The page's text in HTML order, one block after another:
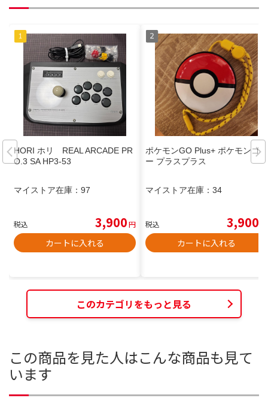
HORI ホリ REAL ARCADE PR
O.3 SA HP3-53
マイストア在庫： 97
税込 3,900円
カートに入れる
ポケモンGO Plus+ ポケモンゴ
ー プラスプラス
マイストア在庫： 34
税込 3,900
カートに入れる
このカテゴリをもっと見る
この商品を見た人はこんな商品も見て
います